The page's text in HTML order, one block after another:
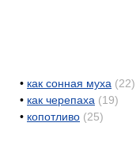
• как сонная муха (22)
• как черепаха (19)
• копотливо (25)